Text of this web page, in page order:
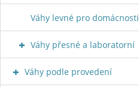
Váhy levné pro domácnosti
Váhy přesné a laboratorní
Váhy podle provedení